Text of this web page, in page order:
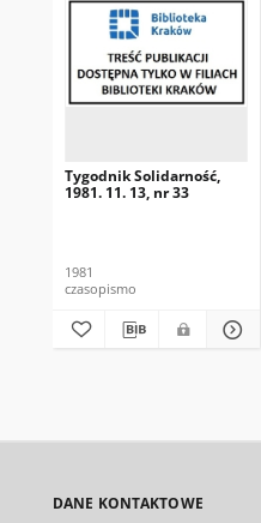
Tygodnik Solidarność,
1981. 11. 13, nr 33
1981
czasopismo
DANE KONTAKTOWE